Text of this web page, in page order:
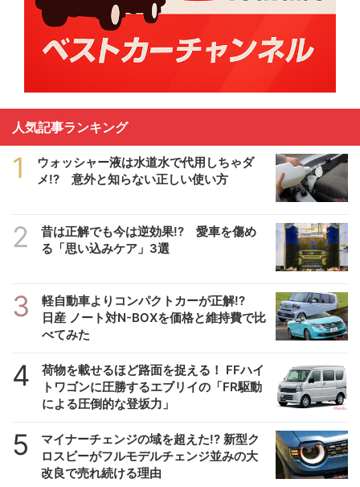
人気記事ランキング
1
ウォッシャー液は水道水で代用しちゃダ
メ!? 意外と知らない正しい使い方
2
昔は正解でも今は逆効果!? 愛車を傷め
る「思い込みケア」3選
3
軽自動車よりコンパクトカーが正解!?
日産 ノート対N-BOXを価格と維持費で比
べてみた
4
荷物を載せるほど路面を捉える！ FFハイ
トワゴンに圧勝するエブリイの「FR駆動
による圧倒的な登坂力」
5
マイナーチェンジの域を超えた!? 新型ク
ロスビーがフルモデルチェンジ並みの大
改良で売れ続ける理由